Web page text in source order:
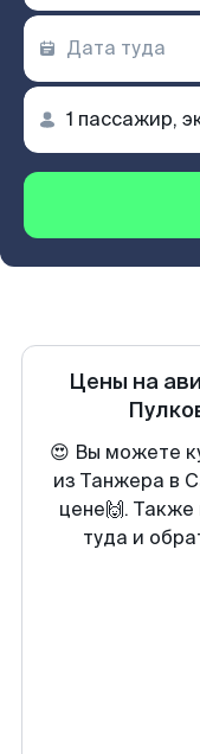
Цены на
😍 Вы можете
из Танжера в
цене🙌.
туда и